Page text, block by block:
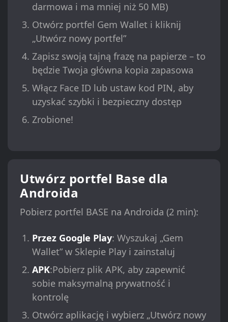
darmowa i ma mniej niż 50 MB)
Otwórz portfel Gem Wallet i kliknij
„Utwórz nowy portfel”
Zapisz swoją tajną frazę na papierze – to
będzie Twoja główna kopia zapasowa
Włącz Face ID lub ustaw kod PIN, aby
uzyskać szybki i bezpieczny dostęp
Zrobione!
Utwórz portfel Base dla
Androida
Pobierz portfel BASE na Androida (2 min):
Przez Google Play: Wyszukaj „Gem
Wallet” w Sklepie Play i zainstaluj
APK:Pobierz plik APK, aby zapewnić
sobie maksymalną prywatność i
kontrolę
Otwórz aplikację i wybierz „Utwórz nowy